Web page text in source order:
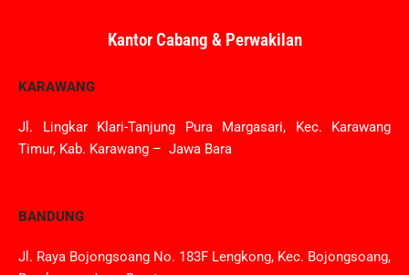
Kantor Cabang & Perwakilan
KARAWANG
Jl. Lingkar Klari-Tanjung Pura Margasari, Kec. Karawang
Timur, Kab. Karawang – Jawa Bara
BANDUNG
Jl. Raya Bojongsoang No. 183F Lengkong, Kec. Bojongsoang,